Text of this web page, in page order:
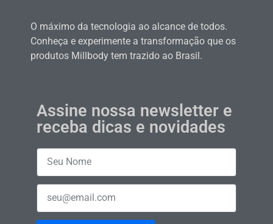
O máximo da tecnologia ao alcance de todos.
Conheça e experimente a transformação que os
produtos Millbody tem trazido ao Brasil.
Assine nossa newsletter e
receba dicas e novidades